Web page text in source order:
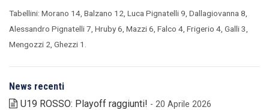
Tabellini: Morano 14, Balzano 12, Luca Pignatelli 9, Dallagiovanna 8,
Alessandro Pignatelli 7, Hruby 6, Mazzi 6, Falco 4, Frigerio 4, Galli 3,
Mengozzi 2, Ghezzi 1.
News recenti
U19 ROSSO: Playoff raggiunti! - 20 Aprile 2026